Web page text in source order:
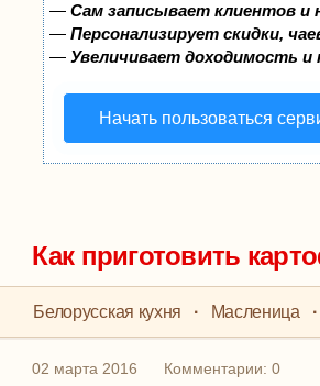
—Сам записывает клиентов и
—Персонализирует скидки,
—Увеличивает доходимость
Начать пользоваться
Как приготовить
Белорусская кухня · Масленица ·
02 марта 2016 Комментарии: 0